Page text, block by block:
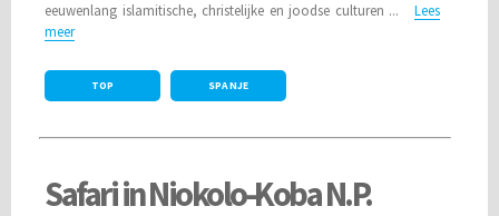
eeuwenlang islamitische, christelijke en joodse culturen ...Lees
meer
TOP SPANJE
Safari in Niokolo-Koba N.P.